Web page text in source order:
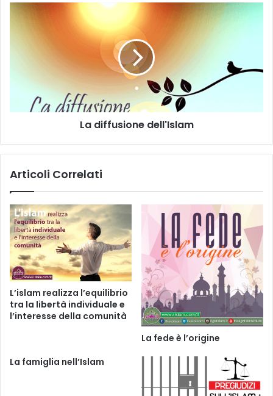
La diffusione dell'Islam
Articoli Correlati
L’islam realizza l’equilibrio
tra la libertà individuale e
l’interesse della comunità
La fede è l’origine
La famiglia nell’Islam